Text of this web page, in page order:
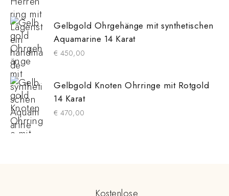
Gelbgold Ohrgehänge mit synthetischen
Aquamarine 14 Karat
€ 450,00
Gelbgold Knoten Ohrringe mit Rotgold
14 Karat
€ 470,00